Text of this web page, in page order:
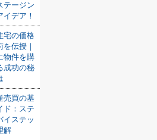
テージン
イデア！
宅の価格
を伝授｜
物件を購
成功の秘
売買の基
ド：ステ
イステッ
解